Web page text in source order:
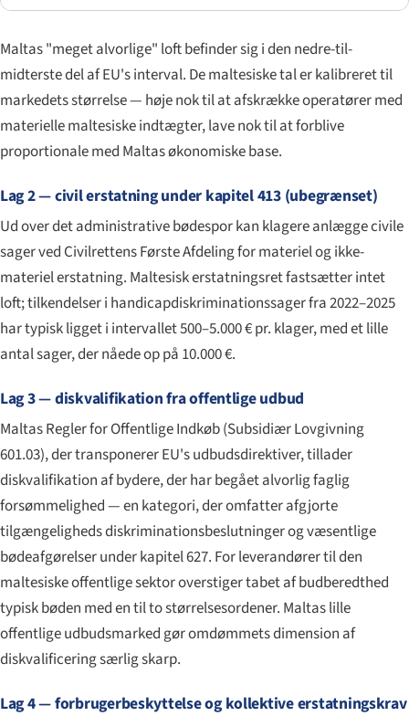
Maltas "meget alvorlige" loft befinder sig i den nedre-til-
midterste del af EU's interval. De maltesiske tal er kalibreret til
markedets størrelse — høje nok til at afskrække operatører med
materielle maltesiske indtægter, lave nok til at forblive
proportionale med Maltas økonomiske base.
Lag 2 — civil erstatning under kapitel 413 (ubegrænset)
Ud over det administrative bødespor kan klagere anlægge civile
sager ved Civilrettens Første Afdeling for materiel og ikke-
materiel erstatning. Maltesisk erstatningsret fastsætter intet
loft; tilkendelser i handicapdiskriminationssager fra 2022–2025
har typisk ligget i intervallet 500–5.000 € pr. klager, med et lille
antal sager, der nåede op på 10.000 €.
Lag 3 — diskvalifikation fra offentlige udbud
Maltas Regler for Offentlige Indkøb (Subsidiær Lovgivning
601.03), der transponerer EU's udbudsdirektiver, tillader
diskvalifikation af bydere, der har begået alvorlig faglig
forsømmelighed — en kategori, der omfatter afgjorte
tilgængeligheds diskriminationsbeslutninger og væsentlige
bødeafgørelser under kapitel 627. For leverandører til den
maltesiske offentlige sektor overstiger tabet af budberedthed
typisk bøden med en til to størrelsesordener. Maltas lille
offentlige udbudsmarked gør omdømmets dimension af
diskvalificering særlig skarp.
Lag 4 — forbrugerbeskyttelse og kollektive erstatningskrav